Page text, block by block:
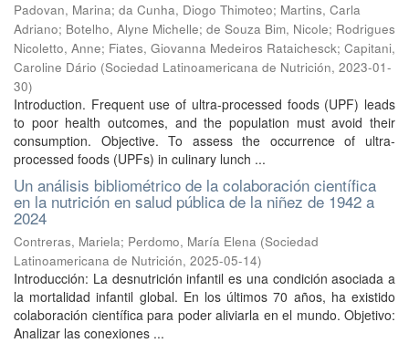
Padovan, Marina; da Cunha, Diogo Thimoteo; Martins, Carla
Adriano; Botelho, Alyne Michelle; de Souza Bim, Nicole; Rodrigues
Nicoletto, Anne; Fiates, Giovanna Medeiros Rataichesck; Capitani,
Caroline Dário (Sociedad Latinoamericana de Nutrición, 2023-01-
30)
Introduction. Frequent use of ultra-processed foods (UPF) leads
to poor health outcomes, and the population must avoid their
consumption. Objective. To assess the occurrence of ultra-
processed foods (UPFs) in culinary lunch ...
Un análisis bibliométrico de la colaboración científica
en la nutrición en salud pública de la niñez de 1942 a
2024
Contreras, Mariela; Perdomo, María Elena (Sociedad
Latinoamericana de Nutrición, 2025-05-14)
Introducción: La desnutrición infantil es una condición asociada a
la mortalidad infantil global. En los últimos 70 años, ha existido
colaboración científica para poder aliviarla en el mundo. Objetivo:
Analizar las conexiones ...